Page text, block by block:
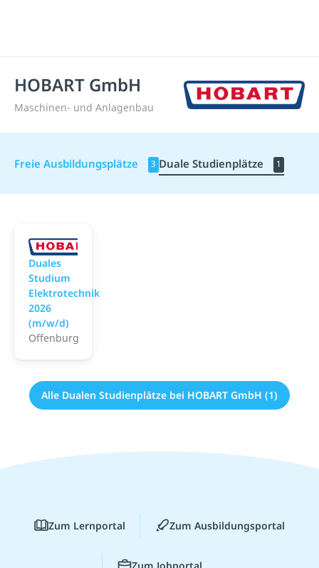
HOBART GmbH
Maschinen- und Anlagenbau
Freie Ausbildungsplätze 3 Duale Studienplätze 1
Duales
Studium
Elektrotechnik
2026
(m/w/d)
Offenburg
Alle Dualen Studienplätze bei HOBART GmbH (1)
Zum Lernportal Zum Ausbildungsportal
Zum Jobportal